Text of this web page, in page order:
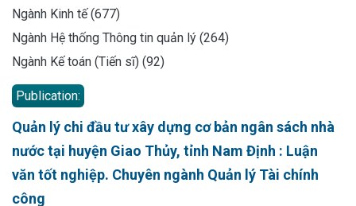
Ngành Kinh tế (677)
Ngành Hệ thống Thông tin quản lý (264)
Ngành Kế toán (Tiến sĩ) (92)
Publication:
Quản lý chi đầu tư xây dựng cơ bản ngân sách nhà
nước tại huyện Giao Thủy, tỉnh Nam Định : Luận
văn tốt nghiệp. Chuyên ngành Quản lý Tài chính
công